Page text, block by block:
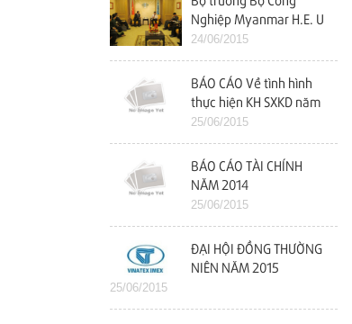
Nghiệp Myanmar H.E. U
Maung Myint Thăm và
làm việc với Vinatex
24/06/2015
BÁO CÁO Về tình hình
thực hiện KH SXKD năm
2014 và kế hoạch năm
2015
25/06/2015
BÁO CÁO TÀI CHÍNH
NĂM 2014
25/06/2015
ĐẠI HỘI ĐỒNG THƯỜNG
NIÊN NĂM 2015
25/06/2015